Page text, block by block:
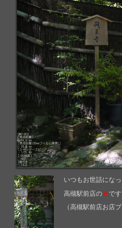
いつもお世話にな
高槻駅前店の Ｋ で
（高槻駅前店お店